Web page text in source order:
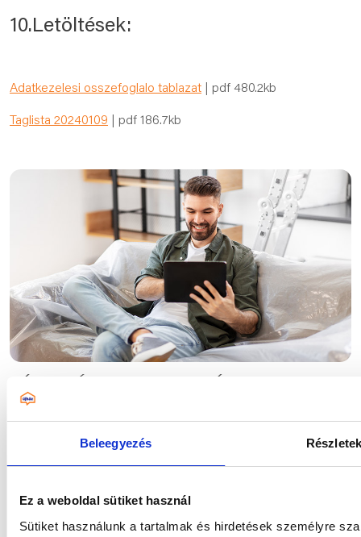
Beleegyezés Részletek
Ez a weboldal sütiket használ
Sütiket használunk a tartalmak és hirdetések személyre
10.Letöltések:
Adatkezelesi osszefoglalo tablazat | pdf 480.2kb
Taglista 20240109 | pdf 186.7kb